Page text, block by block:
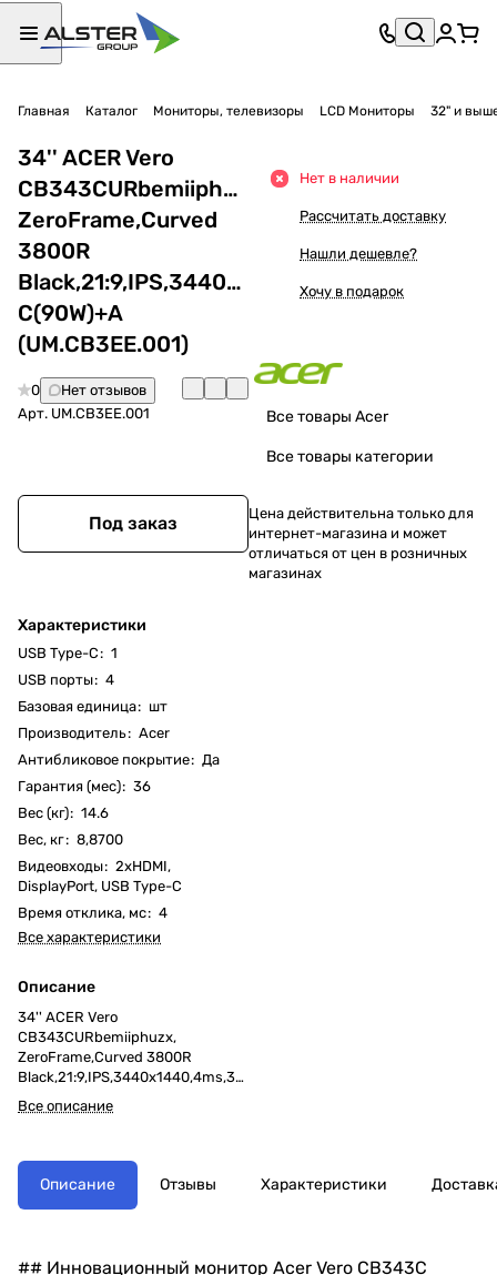
Главная Каталог Мониторы, телевизоры LCD Мониторы 32" и
34'' ACER Vero
CB343CURbemiiphuzx,
ZeroFrame,Curved
3800R
C(90W)+A
(UM.CB3EE.001)
0
Нет отзывов
Арт. UM.CB3EE.001
Под заказ
Характеристики
USB Type-C: 1
USB порты: 4
Базовая единица: шт
Производитель: Acer
Антибликовое покрытие: Да
Гарантия (мес): 36
Вес (кг): 14.6
Вес, кг: 8,8700
Видеовходы: 2хHDMI,
DisplayPort, USB Type-C
Время отклика, мс: 4
Все характеристики
Описание
34'' ACER Vero
CB343CURbemiiphuzx,
ZeroFrame,Curved 3800R
Black,21:9,IPS,3440x1440,4ms,30
0cd,60Hz,2xHDMI(2.0)+1xDP(1.2)+
1xType-C(90W)+Audio
Все описание
Нет в наличии
Рассчитать доставку
Нашли дешевле?
Хочу в подарок
Все товары Acer
Все товары категории
Цена действительна только для
интернет-магазина и может
отличаться от цен в розничных
магазинах
Описание Отзывы Характеристики
## Инновационный монитор Acer Vero CB343C